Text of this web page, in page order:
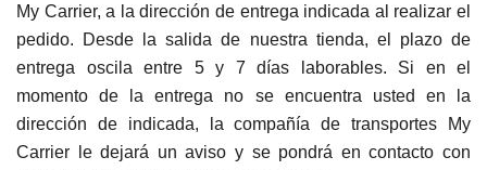
My Carrier, a la dirección de entrega indicada al realizar el
pedido. Desde la salida de nuestra tienda, el plazo de
entrega oscila entre 5 y 7 días laborables. Si en el
momento de la entrega no se encuentra usted en la
dirección de indicada, la compañía de transportes My
Carrier le dejará un aviso y se pondrá en contacto con